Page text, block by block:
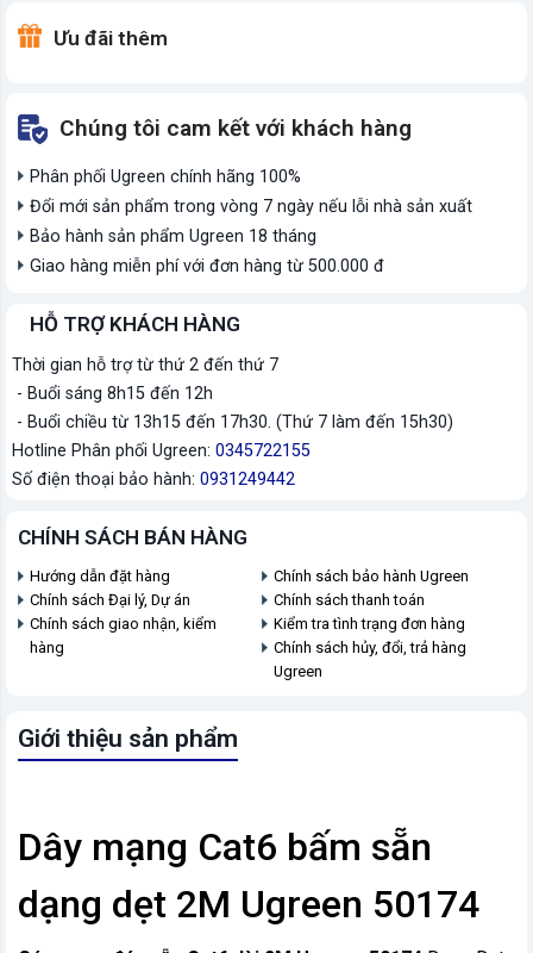
Ưu đãi thêm
Chúng tôi cam kết với khách hàng
Phân phối Ugreen chính hãng 100%
Đổi mới sản phẩm trong vòng 7 ngày nếu lỗi nhà sản xuất
Bảo hành sản phẩm Ugreen 18 tháng
Giao hàng miễn phí với đơn hàng từ 500.000 đ
HỖ TRỢ KHÁCH HÀNG
Thời gian hỗ trợ từ thứ 2 đến thứ 7
- Buổi sáng 8h15 đến 12h
- Buổi chiều từ 13h15 đến 17h30. (Thứ 7 làm đến 15h30)
Hotline Phân phối Ugreen: 0345722155
Số điện thoại bảo hành: 0931249442
CHÍNH SÁCH BÁN HÀNG
Hướng dẫn đặt hàng
Chính sách bảo hành Ugreen
Chính sách Đại lý, Dự án
Chính sách thanh toán
Chính sách giao nhận, kiểm
hàng
Kiểm tra tình trạng đơn hàng
Chính sách hủy, đổi, trả hàng
Ugreen
Giới thiệu sản phẩm
Dây mạng Cat6 bấm sẵn
dạng dẹt 2M Ugreen 50174